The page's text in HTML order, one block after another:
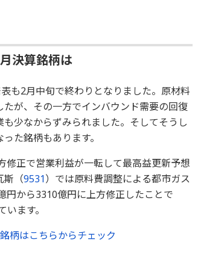
決算銘柄は
も2月中旬で終わりとなりました。原材料
が、その一方でインバウンド需要の回復
少なからずみられました。そしてそうし
た銘柄もあります。
修正で営業利益が一転して最高益更新予想
斯（9531）では原料費調整による都市ガス
円から3310億円に上方修正したことで
ます。
柄はこちらからチェック